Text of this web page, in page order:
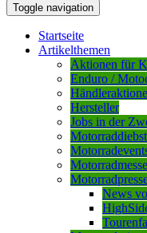
Toggle navigation
Startseite
Artikelthemen
Aktionen für
Enduro /
Hersteller
Jobs in der
News